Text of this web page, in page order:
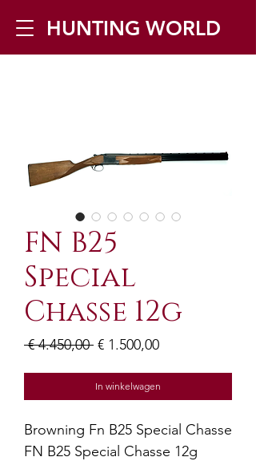
HUNTING WORLD
FN B25
Special
Chasse 12g
€ 4.450,00 Normale
€ 1.500,00Verkoopprijs
In winkelwagen
Browning Fn B25 Special Chasse
FN B25 Special Chasse 12g